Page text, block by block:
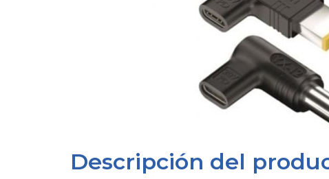
Descripción del